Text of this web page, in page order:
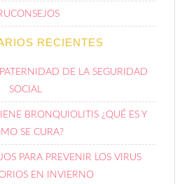
RECIENTES
DE LA SEGURIDAD
SOCIAL
BRONQUIOLITIS ¿QUÉ ES Y
SE CURA?
PARA PREVENIR LOS VIRUS
EN INVIERNO